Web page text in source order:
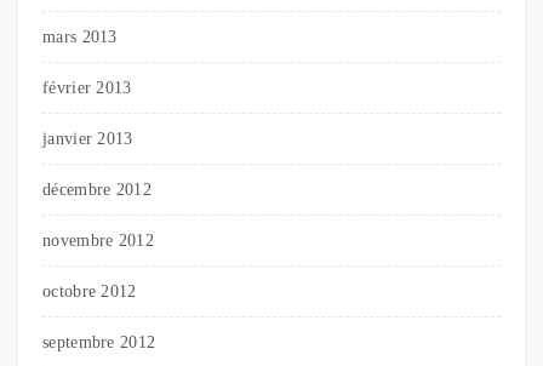
mars 2013
février 2013
janvier 2013
décembre 2012
novembre 2012
octobre 2012
septembre 2012